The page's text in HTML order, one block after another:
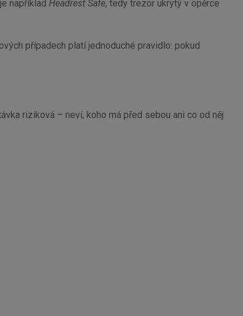
například Headrest Safe, tedy trezor ukrytý v opěrce
případech platí jednoduché pravidlo: pokud
riziková – neví, koho má před sebou ani co od něj